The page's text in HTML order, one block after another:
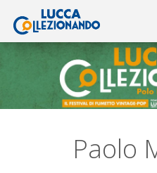
Paolo